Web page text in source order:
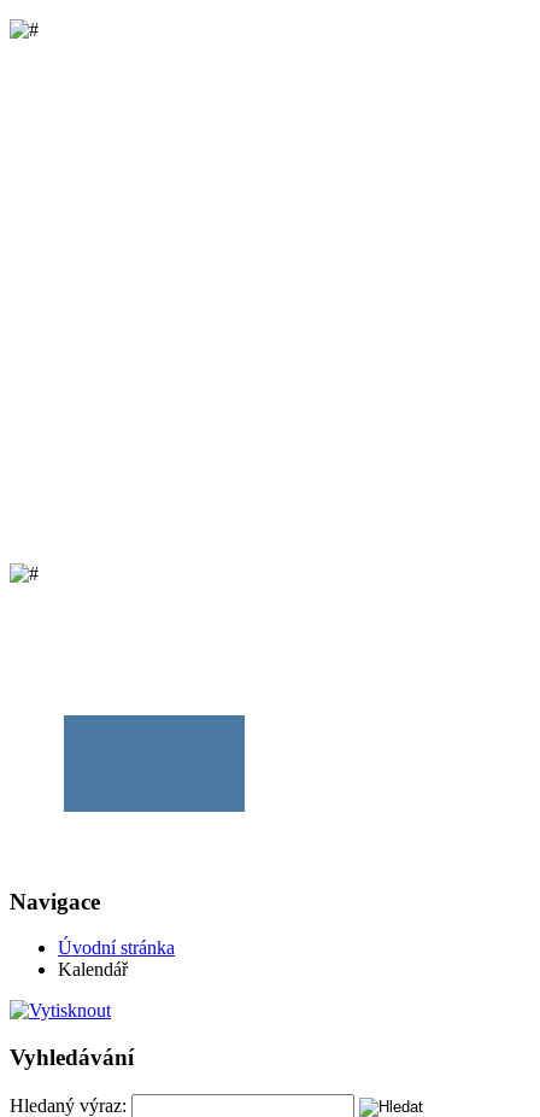
Navigace
Úvodní stránka
Kalendář
Vyhledávání
Hledaný výraz: